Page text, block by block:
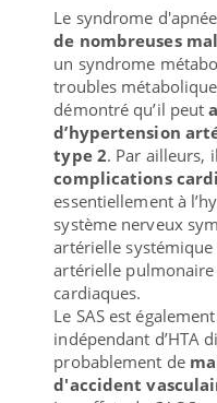
Le syndrome
de nombreuses
un syndrome
troubles
démontré qu’il peut
d’hypertension
type 2. Par ailleurs,
complications
essentiellement à
système nerveux
artérielle systémique
artérielle pulmonaire
cardiaques.
Le SAS est
indépendant d’HTA
probablement de
d'accident